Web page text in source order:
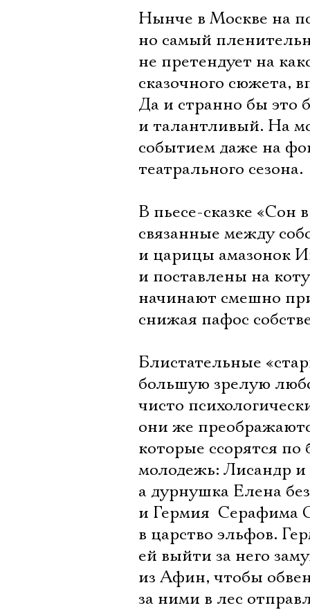
Нынче в Москве на
но самый
не претендует на
сказочного сюжета,
Да и странно бы это
и талантливый. На
событием даже на
театрального сезона.
В пьесе-сказке «Сон
связанные между
и царицы амазонок
и поставлены на
начинают смешно
снижая пафос
Блистательные
большую зрелую
чисто
они же
которые ссорятся
молодежь: Лисандр
а дурнушка Елена
и Гермия  Серафима
в царство эльфов.
ей выйти за него
из Афин, чтобы
за ними в лес